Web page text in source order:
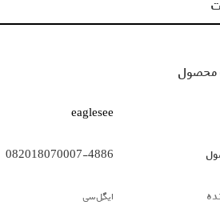
محصول
eaglesee
082018070007-4886
ایگِل‌سی